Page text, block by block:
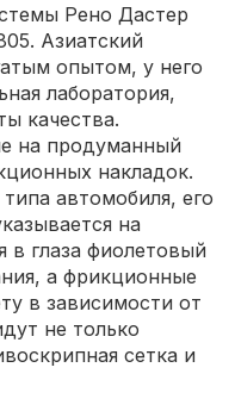
Рено Дастер
Азиатский
опытом, у него
лаборатория,
качества.
на продуманный
накладок.
автомобиля, его
на
в глаза фиолетовый
а фрикционные
в зависимости от
не только
сетка и